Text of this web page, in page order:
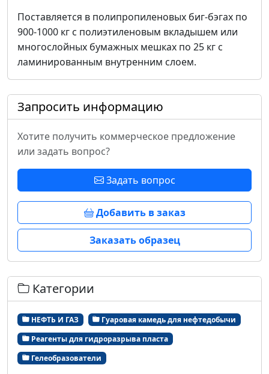
Поставляется в полипропиленовых биг-бэгах по
900-1000 кг с полиэтиленовым вкладышем или
многослойных бумажных мешках по 25 кг с
ламинированным внутренним слоем.
Запросить информацию
Хотите получить коммерческое предложение
или задать вопрос?
Задать вопрос
Добавить в заказ
Заказать образец
Категории
НЕФТЬ И ГАЗ
Гуаровая камедь для нефтедобычи
Реагенты для гидроразрыва пласта
Гелеобразователи